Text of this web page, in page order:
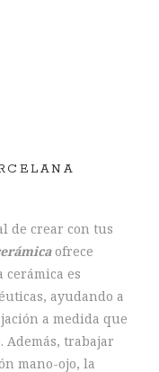
de crear con tus
ofrece
cerámica es
ayudando a
a medida que
Además, trabajar
mano-ojo, la